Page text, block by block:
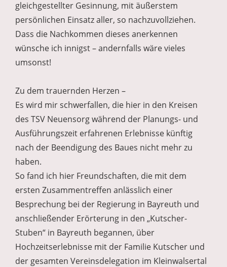
gleichgestellter Gesinnung, mit äußerstem
persönlichen Einsatz aller, so nachzuvollziehen.
Dass die Nachkommen dieses anerkennen
wünsche ich innigst – andernfalls wäre vieles
umsonst!
Zu dem trauernden Herzen –
Es wird mir schwerfallen, die hier in den Kreisen
des TSV Neuensorg während der Planungs- und
Ausführungszeit erfahrenen Erlebnisse künftig
nach der Beendigung des Baues nicht mehr zu
haben.
So fand ich hier Freundschaften, die mit dem
ersten Zusammentreffen anlässlich einer
Besprechung bei der Regierung in Bayreuth und
anschließender Erörterung in den „Kutscher-
Stuben“ in Bayreuth begannen, über
Hochzeitserlebnisse mit der Familie Kutscher und
der gesamten Vereinsdelegation im Kleinwalsertal